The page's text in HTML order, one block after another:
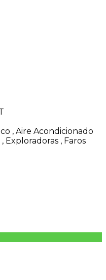
, Aire Acondicionado
, Exploradoras , Faros